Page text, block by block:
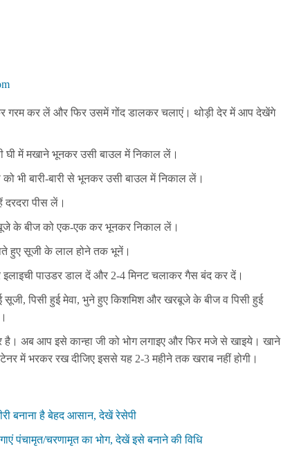
गरम कर लें और फिर उसमें गोंद डालकर चलाएं। थोड़ी देर में आप देखेंगे
में मखाने भूनकर उसी बाउल में निकाल लें।
भी बारी-बारी से भूनकर उसी बाउल में निकाल लें।
दरदरा पीस लें।
के बीज को एक-एक कर भूनकर निकाल लें।
हुए सूजी के लाल होने तक भूनें।
पाउडर डाल दें और 2-4 मिनट चलाकर गैस बंद कर दें।
पिसी हुई मेवा, भुने हुए किशमिश और खरबूजे के बीज व पिसी हुई
है। अब आप इसे कान्हा जी को भोग लगाइए और फिर मजे से खाइये। खाने
में भरकर रख दीजिए इससे यह 2-3 महीने तक खराब नहीं होगी।
बनाना है बेहद आसान, देखें रेसेपी
पंचामृत/चरणामृत का भोग, देखें इसे बनाने की विधि